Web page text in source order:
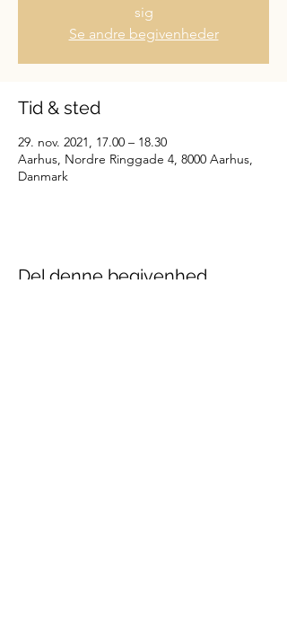
sig
Se andre begivenheder
Tid & sted
29. nov. 2021, 17.00 – 18.30
Aarhus, Nordre Ringgade 4, 8000 Aarhus,
Danmark
Del denne begivenhed